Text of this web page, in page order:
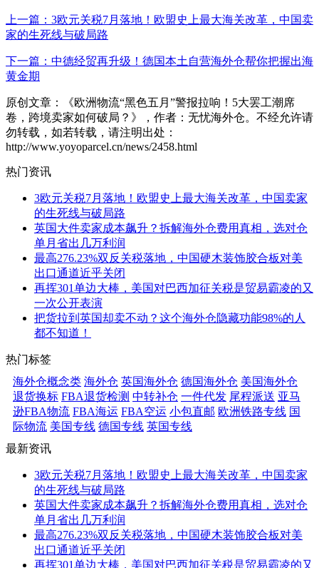
上一篇：3欧元关税7月落地！欧盟史上最大海关改革，中国卖
家的生死线与破局路
下一篇：中德经贸再升级！德国本土自营海外仓帮你把握出海
黄金期
原创文章：《欧洲物流“黑色五月”警报拉响！5大罢工潮席
卷，跨境卖家如何破局？》，作者：无忧海外仓。不经允许请
勿转载，如若转载，请注明出处：
http://www.yoyoparcel.cn/news/2458.html
热门资讯
3欧元关税7月落地！欧盟史上最大海关改革，中国卖家
的生死线与破局路
英国大件卖家成本飙升？拆解海外仓费用真相，选对仓
单月省出几万利润
最高276.23%双反关税落地，中国硬木装饰胶合板对美
出口通道近乎关闭
再挥301单边大棒，美国对巴西加征关税是贸易霸凌的又
一次公开表演
把货拉到英国却卖不动？这个海外仓隐藏功能98%的人
都不知道！
热门标签
海外仓概念类 海外仓 英国海外仓 德国海外仓 美国海外仓
退货换标 FBA退货检测 中转补仓 一件代发 尾程派送 亚马
逊FBA物流 FBA海运 FBA空运 小包直邮 欧洲铁路专线 国
际物流 美国专线 德国专线 英国专线
最新资讯
3欧元关税7月落地！欧盟史上最大海关改革，中国卖家
的生死线与破局路
英国大件卖家成本飙升？拆解海外仓费用真相，选对仓
单月省出几万利润
最高276.23%双反关税落地，中国硬木装饰胶合板对美
出口通道近乎关闭
再挥301单边大棒，美国对巴西加征关税是贸易霸凌的又